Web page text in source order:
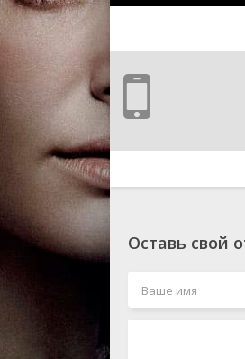
Оставь свой